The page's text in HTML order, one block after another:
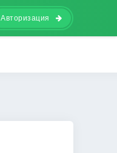
Авторизация